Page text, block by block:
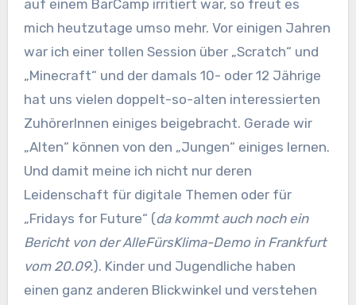
auf einem BarCamp irritiert war, so freut es
mich heutzutage umso mehr. Vor einigen Jahren
war ich einer tollen Session über „Scratch“ und
„Minecraft“ und der damals 10- oder 12 Jährige
hat uns vielen doppelt-so-alten interessierten
ZuhörerInnen einiges beigebracht. Gerade wir
„Alten“ können von den „Jungen“ einiges lernen.
Und damit meine ich nicht nur deren
Leidenschaft für digitale Themen oder für
„Fridays for Future“ (da kommt auch noch ein
Bericht von der AlleFürsKlima-Demo in Frankfurt
vom 20.09.). Kinder und Jugendliche haben
einen ganz anderen Blickwinkel und verstehen